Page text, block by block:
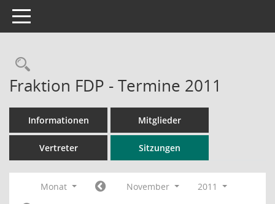
Toggle navigation
Rechercheauswahl
Fraktion FDP - Termine 2011
Informationen Mitglieder
Vertreter Sitzungen
Monat November
2011